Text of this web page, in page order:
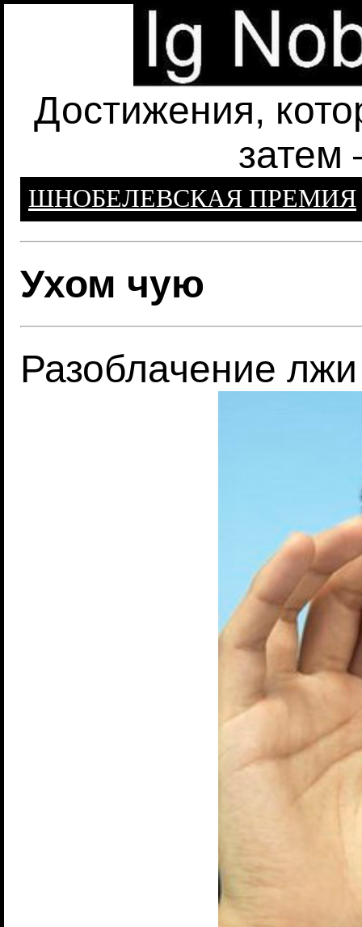
Достижения,
затем
ШНОБЕЛЕВСКАЯ ПРЕМИЯ
Ухом чую
Разоблачение лжи